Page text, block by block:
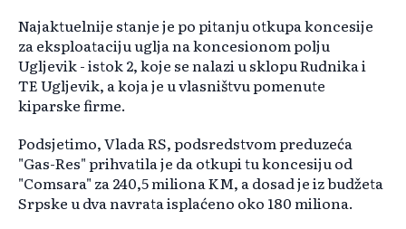
Najaktuelnije stanje je po pitanju otkupa koncesije
za eksploataciju uglja na koncesionom polju
Ugljevik - istok 2, koje se nalazi u sklopu Rudnika i
TE Ugljevik, a koja je u vlasništvu pomenute
kiparske firme.
Podsjetimo, Vlada RS, podsredstvom preduzeća
"Gas-Res" prihvatila je da otkupi tu koncesiju od
"Comsara" za 240,5 miliona KM, a dosad je iz budžeta
Srpske u dva navrata isplaćeno oko 180 miliona.